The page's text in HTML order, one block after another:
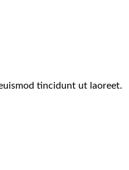
tincidunt ut laoreet.